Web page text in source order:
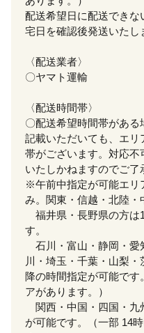
配送希望日に配送でき
宅日を確認後発送いたし
〈配送業者〉
〇ヤマト運輸
〈配送時間帯〉
〇配送希望時間帯がある
記載いただいても、エ
帯がございます。対応
いたしかねますのでご了
※午前中指定が可能エリ
み。関東・信越・北陸・
福井県・長野県の方は
す。
石川・富山・静岡・愛
川・埼玉・千葉・山梨
降の時間指定が可能です
アがあります。）
関西・中国・四国・九
が可能です。（一部 14